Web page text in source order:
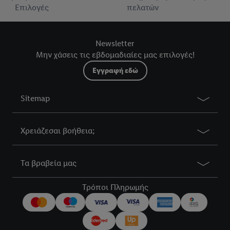
Επιλογές
πελατών
Newsletter
Μην χάσεις τις εβδομαδιαίες μας επιλογές!
Εγγραφή εδώ
Sitemap
Χρειάζεσαι βοήθεια;
Τα βραβεία μας
Τρόποι Πληρωμής